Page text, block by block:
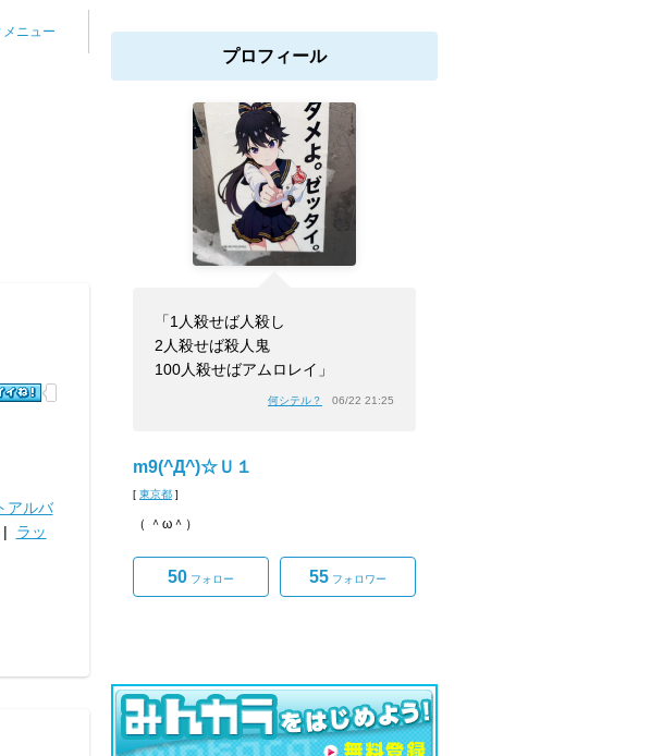
ニュー
アルバ
| ラッ
プロフィール
「1人殺せば人殺し
2人殺せば殺人鬼
100人殺せばアムロレイ」
何シテル？ 06/22 21:25
m9(^Д^)☆Ｕ１
[ 東京都 ]
（ ＾ω＾）
50 フォロー 55 フォロワー